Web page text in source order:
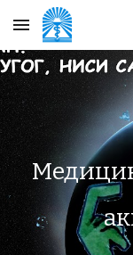
Skip to main content